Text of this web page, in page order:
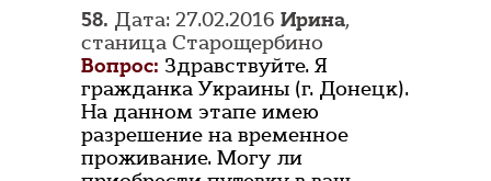
58. Дата: 27.02.2016 Ирина,
станица Старощербино
Вопрос: Здравствуйте. Я
гражданка Украины (г. Донецк).
На данном этапе имею
разрешение на временное
проживание. Могу ли